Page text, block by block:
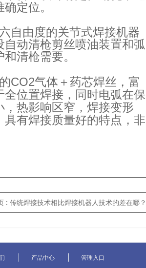
定位。
自由度的关节式焊接机器
动清枪剪丝喷油装置和弧
清枪需要。
CO2气体＋药芯焊丝，富
位置焊接，同时电弧在保
热影响区窄，焊接变形
有焊接质量好的特点，非
: 传统焊接技术相比焊接机器人技术的差在哪？
产品中心 管理入口